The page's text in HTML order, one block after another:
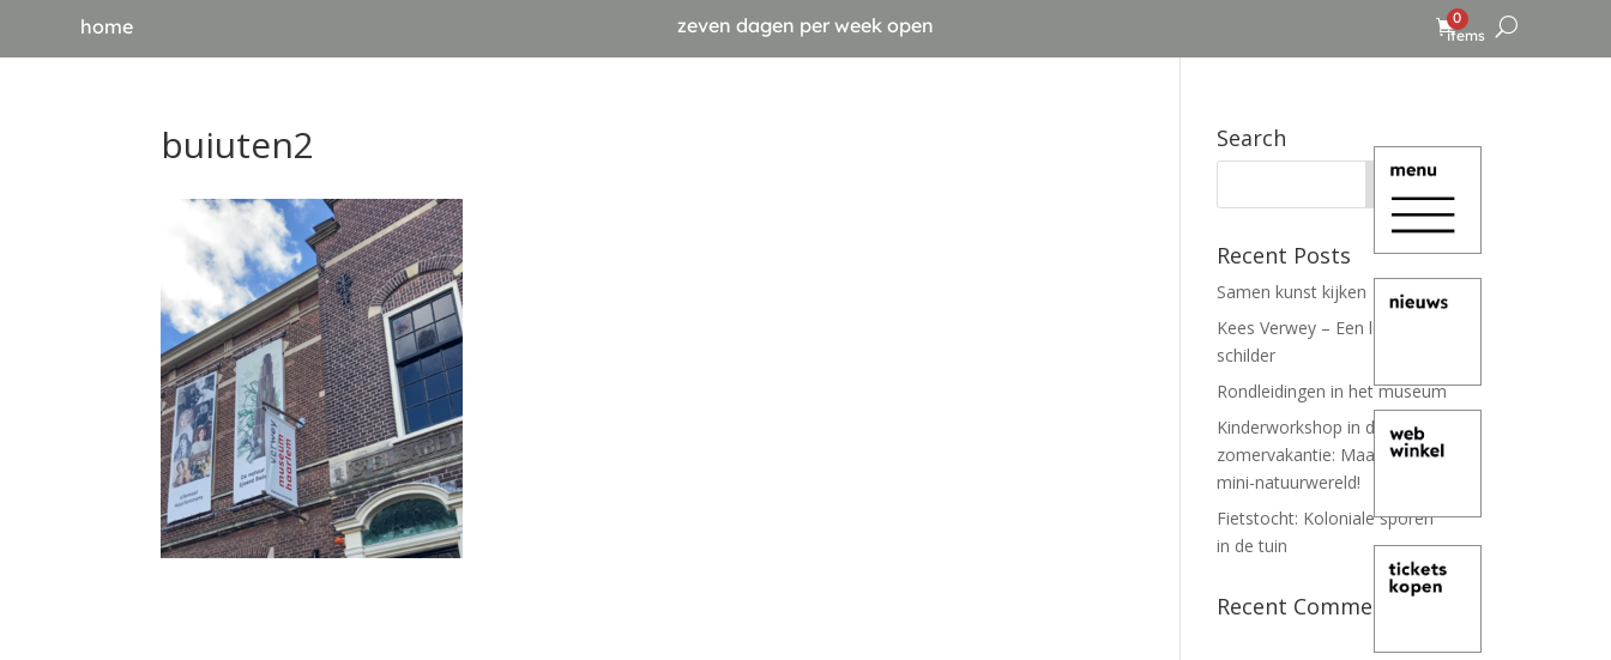
home zeven dagen per week open
0
items
buiuten2 Search
Recent Posts
Samen kunst kijken
Kees Verwey – Een leven lang
schilder
Rondleidingen in het museum
Kinderworkshop in de
zomervakantie: Maak je eigen
mini-natuurwereld!
Fietstocht: Koloniale sporen
in de tuin
Recent Comments